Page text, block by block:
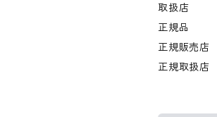
取扱店
正規品
正規販売店
正規取扱店